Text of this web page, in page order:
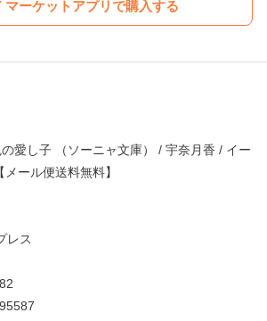
マーケットアプリで購入する
愛し子 （ソーニャ文庫） / 宇奈月香 / イー
ール便送料無料】
レス